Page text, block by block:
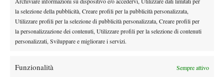
la selezione della pubblicità, Creare profili per la pubblicità personalizzata,
Utilizzare profili per la selezione di pubblicità personalizzata, Creare profili per
la personalizzazione dei contenuti, Utilizzare profili per la selezione di contenuti
personalizzati, Sviluppare e migliorare i servizi.
Funzionalità Sempre attivo
Bal Lumezzane – Tc Italia Forte dei Marmi 0-4
Jasmine Paolini (F) b. Chiara Catini (L) 6-1 6-1, Anastasia
Bertacchi (F) b. Anastasia Piangerelli (L) 7-6(4) 7-6(10), Claudia
Giovine (F) b. Rubina De Ponti (L) 6-2 6-4. Doppio: J. Paolini/A.
Gara di ritorno a Forte dei Marmi (Lucca), sabato 3 dicembre